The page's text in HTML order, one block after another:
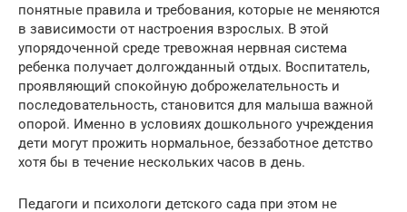
понятные правила и требования, которые не меняются
в зависимости от настроения взрослых. В этой
упорядоченной среде тревожная нервная система
ребенка получает долгожданный отдых. Воспитатель,
проявляющий спокойную доброжелательность и
последовательность, становится для малыша важной
опорой. Именно в условиях дошкольного учреждения
дети могут прожить нормальное, беззаботное детство
хотя бы в течение нескольких часов в день.
Педагоги и психологи детского сада при этом не